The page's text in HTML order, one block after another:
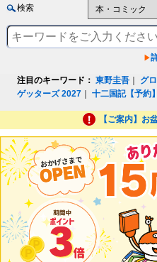
検索
注目のキーワード： 東野圭吾 グ
ゲッターズ 2027 ｜十二国記【予約】
【ご案内】お